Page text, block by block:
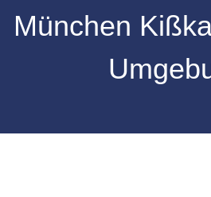
München